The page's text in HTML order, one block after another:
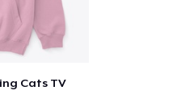
Cats TV